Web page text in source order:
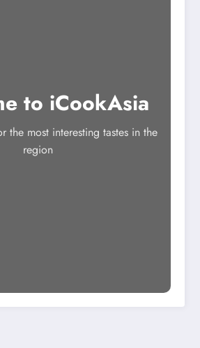
to iCookAsia
the most interesting tastes in the
region